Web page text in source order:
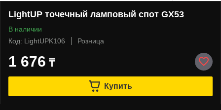
LightUP точечный ламповый спот GX53
В наличии
Код: LightUPK106
Розница
1 676 ₸
Купить